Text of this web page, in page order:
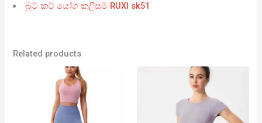
බූට් කට් යෝග කලිසම් RUXI sk51
Related products